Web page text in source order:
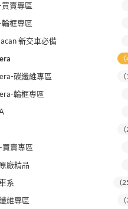
賣專區
框專區
新交車必備
碳纖維專區
輪框專區
買賣專區
廠精品
系
維專區